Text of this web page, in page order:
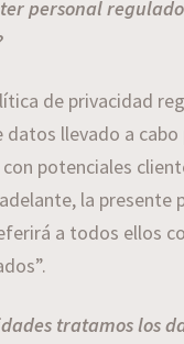
personal
de privacidad
llevado a cabo
con potenciales
la presente
a todos ellos
tratamos los